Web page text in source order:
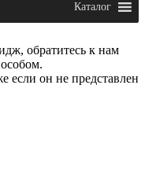
Каталог
обратитесь к нам
если он не представлен